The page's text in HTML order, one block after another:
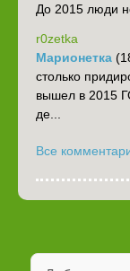
До 2015 люди
r0zetka
Марионетка
столько
вышел в 2015
де...
Все